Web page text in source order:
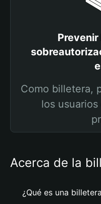
Como billetera,
los
Acerca de la
¿Qué es una